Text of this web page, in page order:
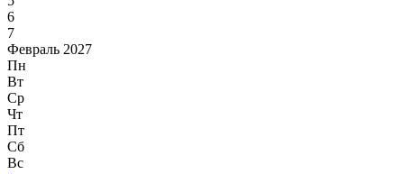
6
7
Февраль 2027
Пн
Вт
Ср
Чт
Пт
Сб
Вс